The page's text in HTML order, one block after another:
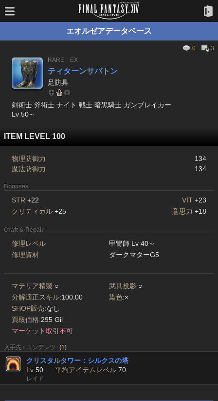
エオルゼアデータベース
0
3
RARE
EX
ティターンサバトン
足防具
剣術士 斧術士 ナイト 戦士 暗黒騎士 ガンブレイカー
Lv 50～
ITEM LEVEL 100
物理防御力
134
魔法防御力
134
Bonuses
STR +22 VIT +23
クリティカル +25 意思力 +18
Craft & Repair
修理レベル
甲冑師 Lv 40～
修理資材
ダークマターG5
マテリア精製:○ 武具投影:○
分解適正スキル:100.00 染色:×
SHOP販売:なし
買取価格:295 Gil
マーケット取引不可
入手先 : コンテンツ (1)
クリスタルタワー：シルクスの塔
Lv 50 平均アイテムレベル 70
レイド